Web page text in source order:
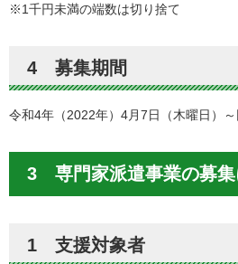
※1千円未満の端数は切り捨て
4 募集期間
令和4年（2022年）4月7日（木曜日）～
3 専門家派遣事業の募集
1 支援対象者